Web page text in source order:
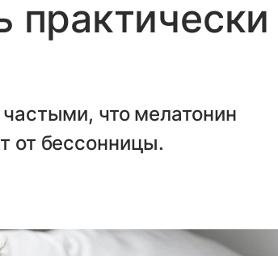
практически
что мелатонин
от бессонницы.